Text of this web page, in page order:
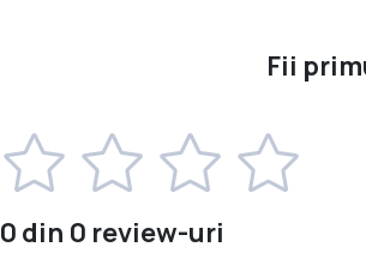
Fii
0 din 0 review-uri